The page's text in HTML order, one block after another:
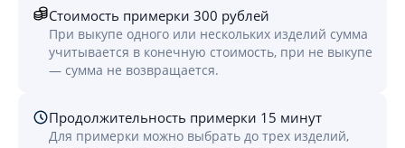
Стоимость примерки 300 рублей
При выкупе одного или нескольких изделий сумма
учитывается в конечную стоимость, при не выкупе
— сумма не возвращается.
Продолжительность примерки 15 минут
Для примерки можно выбрать до трех изделий,